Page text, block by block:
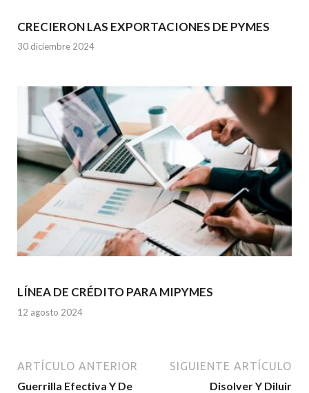
CRECIERON LAS EXPORTACIONES DE PYMES
30 diciembre 2024
LÍNEA DE CRÉDITO PARA MIPYMES
12 agosto 2024
ARTÍCULO ANTERIOR
Guerrilla Efectiva Y De
SIGUIENTE ARTÍCULO
Disolver Y Diluir